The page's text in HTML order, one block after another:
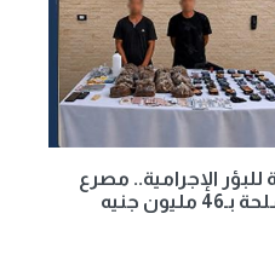
للبؤر الإجرامية.. مصرع